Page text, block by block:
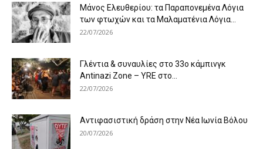
Μάνος Ελευθερίου: τα Παραπονεμένα Λόγια
των φτωχών και τα Μαλαματένια Λόγια...
22/07/2026
Γλέντια & συναυλίες στο 33ο κάμπινγκ
Antinazi Zone – YRE στο...
22/07/2026
Αντιφασιστική δράση στην Νέα Ιωνία Βόλου
20/07/2026